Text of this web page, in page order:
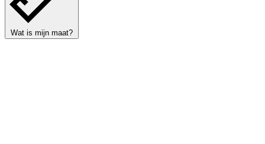
Wat is mijn maat?